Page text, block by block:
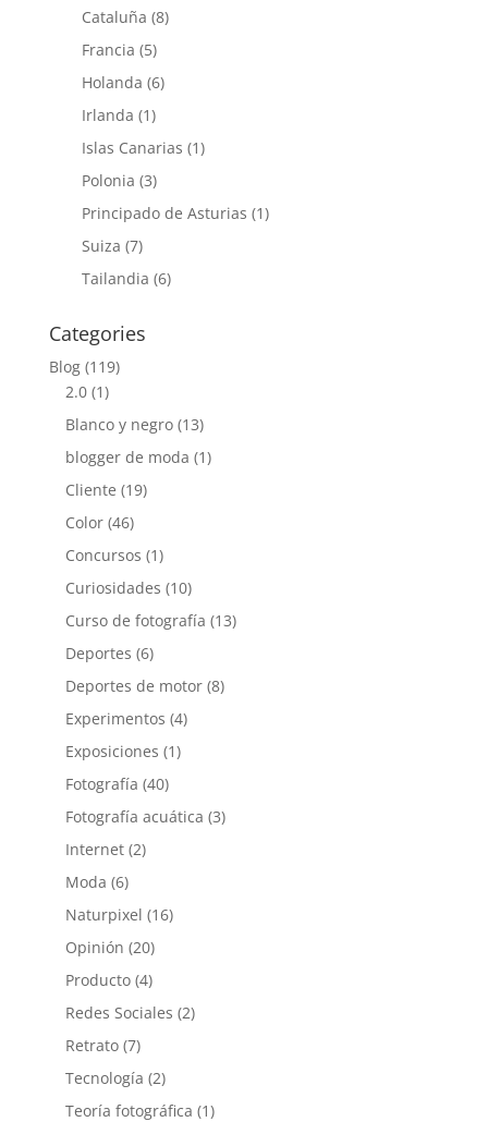
Cataluña (8)
Francia (5)
Holanda (6)
Irlanda (1)
Islas Canarias (1)
Polonia (3)
Principado de Asturias (1)
Suiza (7)
Tailandia (6)
Categories
Blog(119)
2.0(1)
Blanco y negro(13)
blogger de moda (1)
Cliente (19)
Color(46)
Concursos (1)
Curiosidades (10)
Curso de fotografía (13)
Deportes (6)
Deportes de motor(8)
Experimentos (4)
Exposiciones (1)
Fotografía (40)
Fotografía acuática (3)
Internet(2)
Moda (6)
Naturpixel (16)
Opinión (20)
Producto(4)
Redes Sociales (2)
Retrato(7)
Tecnología (2)
Teoría fotográfica (1)